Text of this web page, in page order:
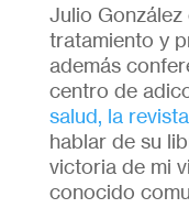
Julio
tratamiento y
además
centro de
salud, la revista
hablar de su
victoria de mi
conocido